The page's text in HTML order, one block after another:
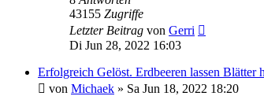
43155 Zugriffe
Letzter Beitrag von Gerri
Di Jun 28, 2022 16:03
Erfolgreich Gelöst. Erdbeeren lassen Blätter
von Michaek » Sa Jun 18, 2022 18:20